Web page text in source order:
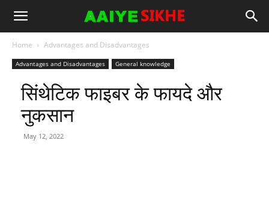
Home Advantages and Disadvantages
Advantages and Disadvantages General knowledge
सिंथेटिक फाइबर के फायदे और
नुकसान
May 12, 2022